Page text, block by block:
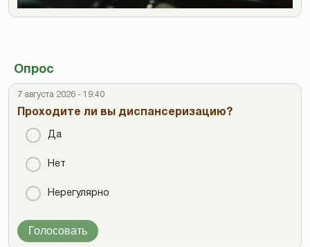
Опрос
7 августа 2026 - 19:40
Проходите ли вы диспансеризацию?
Да
Нет
Нерегулярно
Голосовать